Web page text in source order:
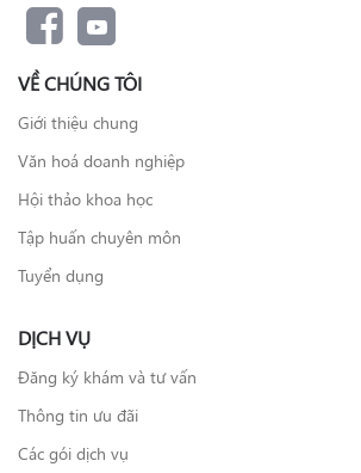
VỀ CHÚNG TÔI
Giới thiệu chung
Văn hoá doanh nghiệp
Hội thảo khoa học
Tập huấn chuyên môn
Tuyển dụng
DỊCH VỤ
Đăng ký khám và tư vấn
Thông tin ưu đãi
Các gói dịch vụ